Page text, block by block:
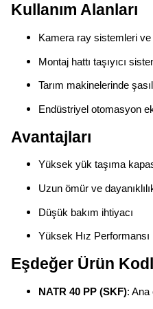
Kullanım Alanları
Kamera ray sistemleri
Montaj hattı taşıyıcı
Tarım makinelerinde
Endüstriyel otomasyon
Avantajları
Yüksek yük taşıma
Uzun ömür ve
Düşük bakım ihtiyacı
Yüksek Hız Performansı
Eşdeğer Ürün
NATR 40 PP (SKF): Ana